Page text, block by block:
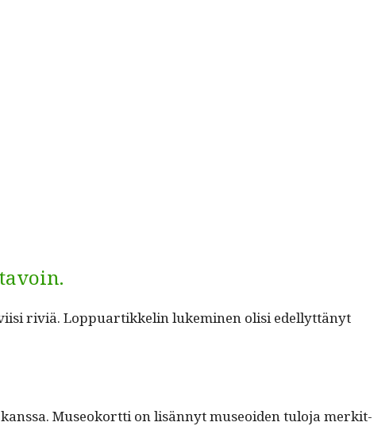
riv­iä. Lop­puar­tikke­lin lukem­i­nen olisi edel­lyt­tänyt
Museoko­rt­ti on lisän­nyt museoiden tulo­ja merkit­